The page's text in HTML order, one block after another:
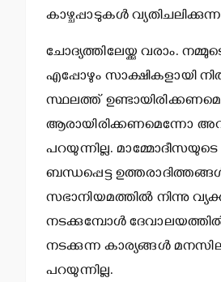
കാഴ്ചപ്പാടുകള്‍
ചോദ്യത്തിലേയ്ക്കു വരാം.
എപ്പോഴും സാക്ഷികളായി
സ്ഥലത്ത്
ആരായിരിക്കണമെന്നോ
പറയുന്നില്ല.
ബന്ധപ്പെട്ട
സഭാനിയമത്തില്‍ നിന്നു
നടക്കുമ്പോള്‍
നടക്കുന്ന കാര്യങ്ങള്‍
പറയുന്നില്ല.